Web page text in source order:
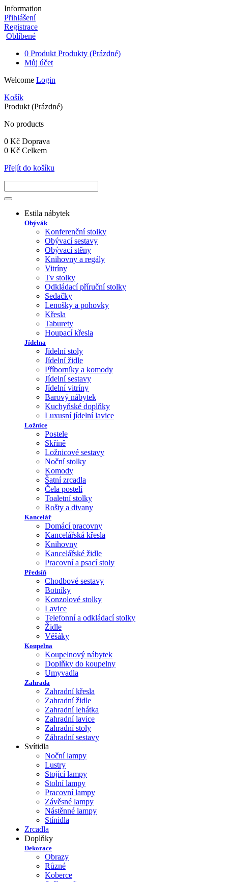
Information
Přihlášení
Registrace
Oblíbené
0 Produkt Produkty (Prázdné)
Můj účet
Welcome Login
Košík
Produkt (Prázdné)
No products
0 Kč Doprava
0 Kč Celkem
Přejít do košíku
Estila nábytek
Obývák
Konferenční stolky
Obývací sestavy
Obývací stěny
Knihovny a regály
Vitríny
Tv stolky
Odkládací příruční stolky
Sedačky
Lenošky a pohovky
Křesla
Taburety
Houpací křesla
Jídelna
Jídelní stoly
Jídelní židle
Příborníky a komody
Jídelní sestavy
Jídelní vitríny
Barový nábytek
Kuchyňské doplňky
Luxusní jídelní lavice
Ložnice
Postele
Skříně
Ložnicové sestavy
Noční stolky
Komody
Šatní zrcadla
Čela postelí
Toaletní stolky
Rošty a divany
Kancelář
Domácí pracovny
Kancelářská křesla
Knihovny
Kancelářské židle
Pracovní a psací stoly
Předsíň
Chodbové sestavy
Botníky
Konzolové stolky
Lavice
Telefonní a odkládací stolky
Židle
Věšáky
Koupelna
Koupelnový nábytek
Doplňky do koupelny
Umyvadla
Zahrada
Zahradní křesla
Zahradní židle
Zahradní lehátka
Zahradní lavice
Zahradní stoly
Záhradní sestavy
Svítidla
Noční lampy
Lustry
Stojící lampy
Stolní lampy
Pracovní lampy
Závěsné lampy
Nástěnné lampy
Stínidla
Zrcadla
Doplňky
Dekorace
Obrazy
Různé
Koberce